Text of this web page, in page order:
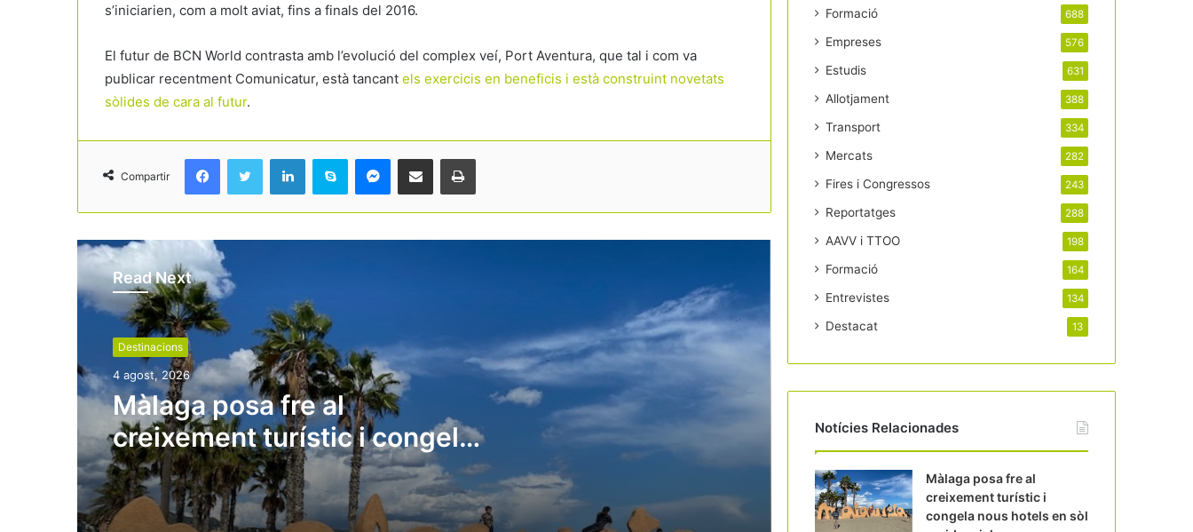
s’iniciarien, com a molt aviat, fins a finals del 2016.
El futur de BCN World contrasta amb l’evolució del complex veí, Port Aventura, que tal i com va
publicar recentment Comunicatur, està tancant els exercicis en beneficis i està construint novetats
sòlides de cara al futur.
Compartir
Read Next
Destinacions
4 agost, 2026
Màlaga posa fre al
creixement turístic i congela
nous hotels en sòl
residencial
congela nous hotels en sòl residencial
batalla pel tabac: la prohibició arribarà
professionals
Forta inversió privada a Girona: hotels i
restaurants destinen més de 177
milions a modernitzar-se
El turisme vol trencar l’estigma de la
precarietat
Catalunya situa la cultura al centre de
Formació 688
Empreses 576
Estudis 631
Allotjament 388
Transport 334
Mercats 282
Fires i Congressos 243
Reportatges 288
AAVV i TTOO 198
Formació 164
Entrevistes 134
Destacat 13
Notícies Relacionades
Màlaga posa fre al
creixement turístic i
congela nous hotels en sòl